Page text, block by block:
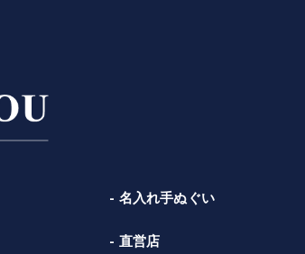
名入れ手ぬぐい
直営店